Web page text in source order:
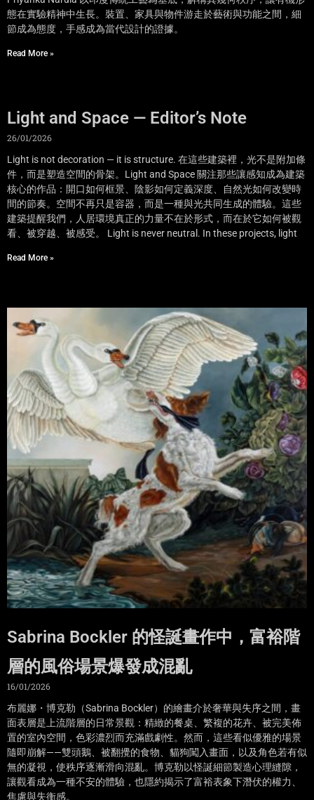
態在實驗精神中生長。裝置、家具與物件游走於藝術與功能之間，細
節成為態度，手感成為當代設計的證據。
Read More »
Light and Space — Editor’s Note
26/01/2026
Light is not decoration — it is structure. 在這些建築裡，光不是附加條
件，而是塑造空間的骨架。Light and Space 關注那些讓感知成為建築
核心的作品：開口如何框景、陰影如何定義深度、自然光如何改變時
間的節奏。空間不再只是容器，而是一種與光共同生成的體驗。這些
建築提醒我們，人居環境真正的力量不在於形式，而在於它如何被觀
看、被穿越、被感受。 Light is never neutral. In these projects, light
Read More »
Sabrina Bockler 的怪誕畫作中，富裕階
層的風俗場景爆發成混亂
16/01/2026
布麗娜・博克勒（Sabrina Bockler）的繪畫介於奢華與失序之間，畫
面表層是上流階層的日常景觀：精緻的餐桌、繁複的花卉、被完美佈
置的室內空間，色彩濃烈而充滿戲劇性。然而，這些看似優雅的場景
隨即崩解——雙頭鵝、被翻攪的食物、貓狗闖入畫面，以及角色若有似
無的凝視，使秩序逐漸滑向混亂。博克勒以怪誕細節製造心理縫隙，
讓觀看成為一種不安的體驗，也隱約揭示了富裕表象下潛伏的權力、
焦慮與失衡感。